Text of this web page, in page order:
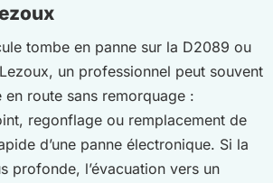
tombe en panne sur la D2089 ou
un professionnel peut souvent
route sans remorquage :
regonflage ou remplacement de
d’une panne électronique. Si la
profonde, l’évacuation vers un